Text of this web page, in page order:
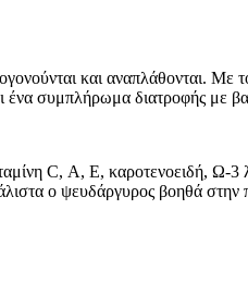
και αναπλάθονται. Με
ένα συμπλήρωμα διατροφής με
C, Α, Ε, καροτενοειδή, Ω-
ο ψευδάργυρος βοηθά